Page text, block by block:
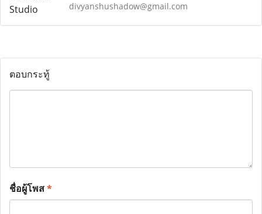
divyanshushadow@gmail.com
ตอบกระทู้
ชื่อผู้โพส*